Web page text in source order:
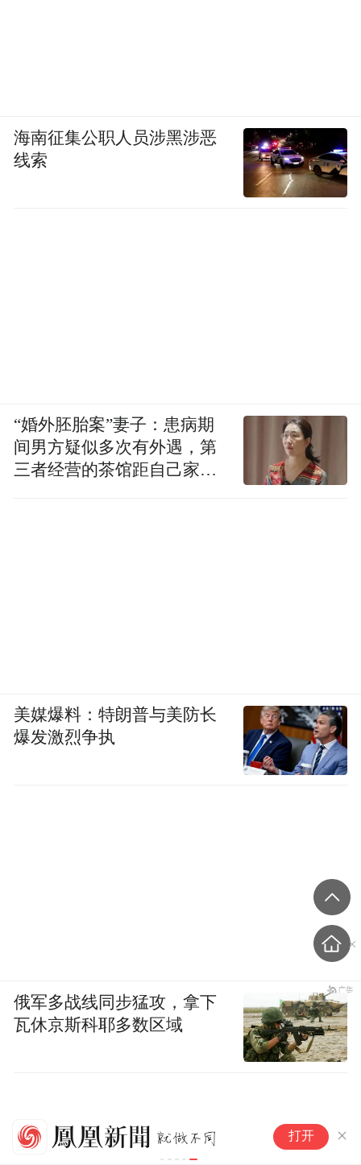
打开
海南征集公职人员涉黑涉恶
线索
“婚外胚胎案”妻子：患病期
间男方疑似多次有外遇，第
三者经营的茶馆距自己家步
美媒爆料：特朗普与美防长
爆发激烈争执
俄军多战线同步猛攻，拿下
瓦休京斯科耶多数区域